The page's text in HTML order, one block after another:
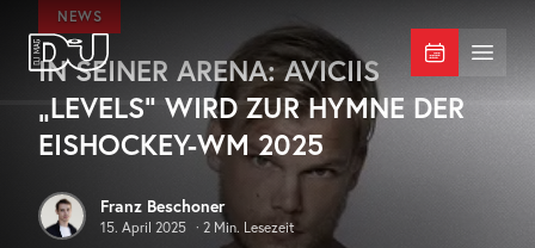
Zum Hauptinhalt springen
DJ Mag Germany Menü
NEWS
IN SEINER ARENA: AVICIIS
„LEVELS“ WIRD ZUR HYMNE DER
EISHOCKEY-WM 2025
Franz Beschoner
15. April 2025 · 2 Min. Lesezeit